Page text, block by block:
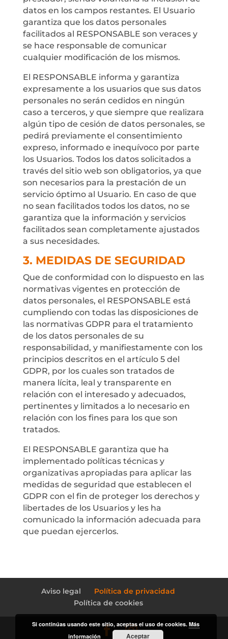
datos en los campos restantes. El Usuario
garantiza que los datos personales
facilitados al RESPONSABLE son veraces y
se hace responsable de comunicar
cualquier modificación de los mismos.
El RESPONSABLE informa y garantiza
expresamente a los usuarios que sus datos
personales no serán cedidos en ningún
caso a terceros, y que siempre que realizara
algún tipo de cesión de datos personales, se
pedirá previamente el consentimiento
expreso, informado e inequívoco por parte
los Usuarios. Todos los datos solicitados a
través del sitio web son obligatorios, ya que
son necesarios para la prestación de un
servicio óptimo al Usuario. En caso de que
no sean facilitados todos los datos, no se
garantiza que la información y servicios
facilitados sean completamente ajustados
a sus necesidades.
3. MEDIDAS DE SEGURIDAD
Que de conformidad con lo dispuesto en las
normativas vigentes en protección de
datos personales, el RESPONSABLE está
cumpliendo con todas las disposiciones de
las normativas GDPR para el tratamiento
de los datos personales de su
responsabilidad, y manifiestamente con los
principios descritos en el artículo 5 del
GDPR, por los cuales son tratados de
manera lícita, leal y transparente en
relación con el interesado y adecuados,
pertinentes y limitados a lo necesario en
relación con los fines para los que son
tratados.
El RESPONSABLE garantiza que ha
implementado políticas técnicas y
organizativas apropiadas para aplicar las
medidas de seguridad que establecen el
GDPR con el fin de proteger los derechos y
libertades de los Usuarios y les ha
comunicado la información adecuada para
que puedan ejercerlos.
Aviso legal
Política de privacidad
Política de cookies
Si continúas usando este sitio, aceptas el uso de cookies.Más
información
Aceptar